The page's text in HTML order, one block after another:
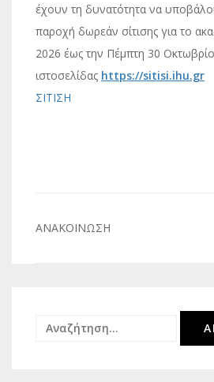
έχουν τη δυνατότητα να
παροχή δωρεάν σίτισης για το
2026 έως την Πέμπτη 30
ιστοσελίδας https://sitisi.ihu.gr
ΣΙΤΙΣΗ
Πλοήγηση
ΑΝΑΚΟΙΝΩΣΗ
Αναζήτηση